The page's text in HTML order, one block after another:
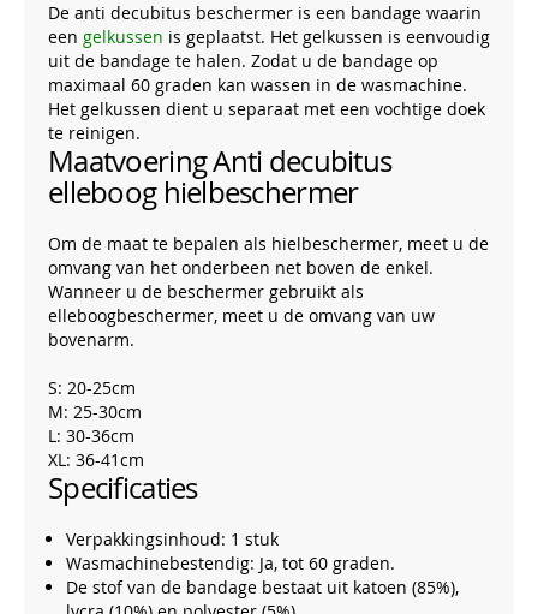
De anti decubitus beschermer is een bandage waarin
een gelkussen is geplaatst. Het gelkussen is eenvoudig
uit de bandage te halen. Zodat u de bandage op
maximaal 60 graden kan wassen in de wasmachine.
Het gelkussen dient u separaat met een vochtige doek
te reinigen.
Maatvoering Anti decubitus
elleboog hielbeschermer
Om de maat te bepalen als hielbeschermer, meet u de
omvang van het onderbeen net boven de enkel.
Wanneer u de beschermer gebruikt als
elleboogbeschermer, meet u de omvang van uw
bovenarm.
S: 20-25cm
M: 25-30cm
L: 30-36cm
XL: 36-41cm
Specificaties
Verpakkingsinhoud: 1 stuk
Wasmachinebestendig: Ja, tot 60 graden.
De stof van de bandage bestaat uit katoen (85%),